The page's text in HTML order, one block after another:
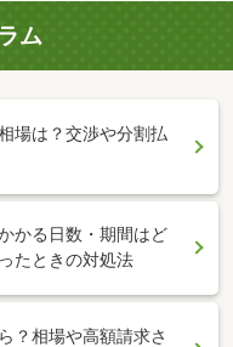
ム
場は？交渉や分割払
かる日数・期間はど
たときの対処法
？相場や高額請求さ